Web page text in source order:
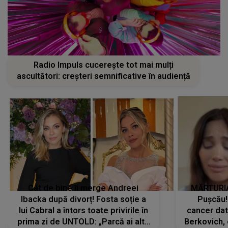
Radio Impuls cucerește tot mai mulți
ascultători: creșteri semnificative în audiență
Cât de bine îi merge Andreei
Ibacka după divorț! Fosta soție a
lui Cabral a întors toate privirile în
prima zi de UNTOLD: „Parcă ai altă
cancer
Berkovich,